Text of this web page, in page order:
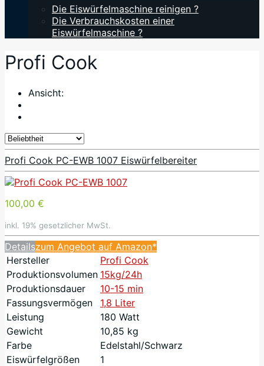
Die Eiswürfelmaschine reinigen ?
Die Verbrauchskosten einer
Eiswürfelmaschine ?
Profi Cook
Ansicht:
Profi Cook PC-EWB 1007 Eiswürfelbereiter
100,00 €
inkl. 19% gesetzlicher MwSt.
Detailszum Angebot auf Amazon*
Hersteller
Profi Cook
Produktionsvolumen 15kg/24h
Produktionsdauer
10-15 min
Fassungsvermögen
1,8 Liter
Leistung
180 Watt
Gewicht
10,85 kg
Farbe
Edelstahl/Schwarz
Eiswürfelgrößen
1